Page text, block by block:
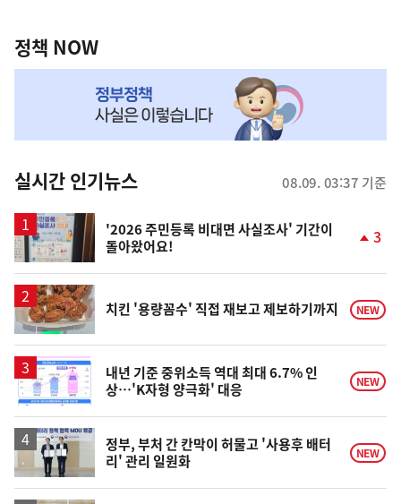
책
NOW,
뉴
스
정책 NOW
실시간 인기뉴스 08.09. 03:37 기준
'2026 주민등록 비대면 사실조사' 기간이
돌아왔어요!
승
3
치킨 '용량꼼수' 직접 재보고 제보하기까지 NEW
내년 기준 중위소득 역대 최대 6.7% 인
상…'K자형 양극화' 대응
NEW
정부, 부처 간 칸막이 허물고 '사용후 배터
리' 관리 일원화
NEW